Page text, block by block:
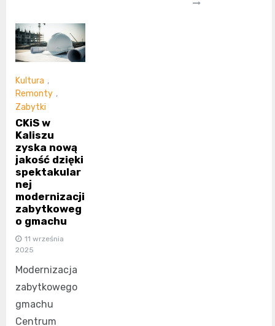
Kultura ,
Remonty ,
Zabytki
CKiS w
Kaliszu
zyska nową
jakość dzięki
spektakular
nej
modernizacji
zabytkoweg
o gmachu
11 września
2025
Modernizacja
zabytkowego
gmachu
Centrum